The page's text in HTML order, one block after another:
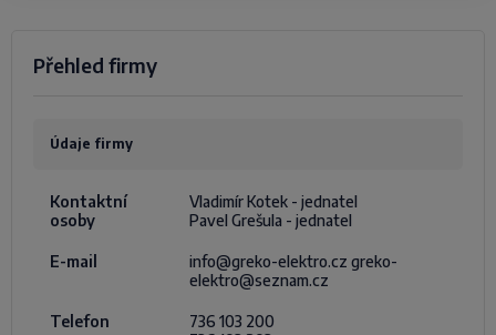
Přehled firmy
Údaje firmy
Kontaktní
osoby
Vladimír Kotek - jednatel
Pavel Grešula - jednatel
E-mail info@greko-elektro.cz greko-
elektro@seznam.cz
Telefon
736 103 200